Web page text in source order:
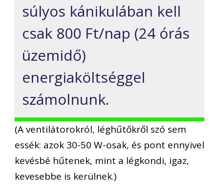
súlyos kánikulában kell
csak 800 Ft/nap (24 órás
üzemidő)
energiaköltséggel
számolnunk.
(A ventilátorokról, léghűtőkről szó sem
essék: azok 30-50 W-osak, és pont ennyivel
kevésbé hűtenek, mint a légkondi, igaz,
kevesebbe is kerülnek.)